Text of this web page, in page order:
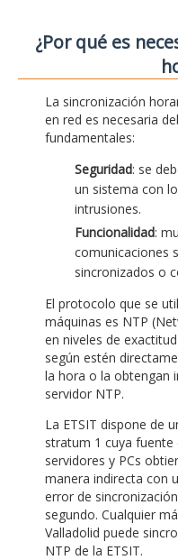
¿Por qué es
La sincronización
en red es necesaria
fundamentales:
Seguridad: se
un sistema con
intrusiones.
Funcionalidad:
comunicaciones
sincronizados o
El protocolo que se
máquinas es NTP
en niveles de
según estén
la hora o la obtengan
servidor NTP.
La ETSIT dispone de
stratum 1 cuya fuente
servidores y PCs
manera indirecta con
error de
segundo. Cualquier
Valladolid puede
NTP de la ETSIT.